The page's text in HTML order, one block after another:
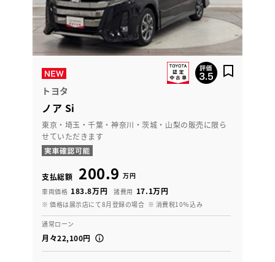
トヨタ
ノア Si
東京・埼玉・千葉・神奈川・茨城・山梨の販売に限ら
せていただきます
支払総額 200.9 万円
車両価格 183.8万円 諸費用 17.1万円
※ 価格は展示店にて8月登録の場合 ※ 消費税10％込み
通常ローン
月々22,100円